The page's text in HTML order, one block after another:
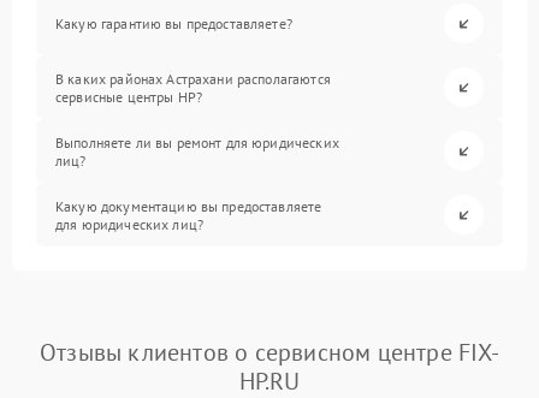
Какую гарантию вы предоставляете?
В каких районах Астрахани располагаются
сервисные центры HP?
Выполняете ли вы ремонт для юридических
лиц?
Какую документацию вы предоставляете
для юридических лиц?
Отзывы клиентов о сервисном центре FIX-
HP.RU